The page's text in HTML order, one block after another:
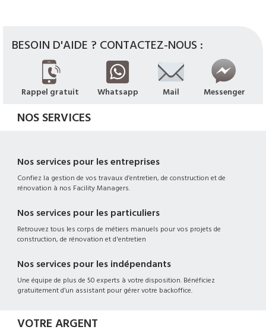
BESOIN D'AIDE ? CONTACTEZ-NOUS :
Rappel gratuit Whatsapp Mail Messenger
NOS SERVICES
Nos services pour les entreprises
Confiez la gestion de vos travaux d’entretien, de construction et de
rénovation à nos Facility Managers.
Nos services pour les particuliers
Retrouvez tous les corps de métiers manuels pour vos projets de
construction, de rénovation et d'entretien
Nos services pour les indépendants
Une équipe de plus de 50 experts à votre disposition. Bénéficiez
gratuitement d’un assistant pour gérer votre backoffice.
VOTRE ARGENT